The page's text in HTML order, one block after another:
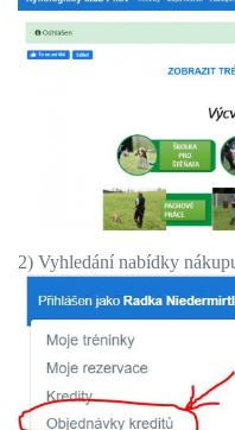
2) Vyhledání nabídky